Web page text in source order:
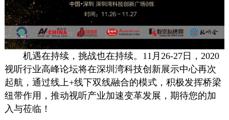
机遇在持续，挑战也在持续。11月26-27日，2020
视听行业高峰论坛将在深圳湾科技创新展示中心再次
起航，通过线上+线下双线融合的模式，积极发挥桥梁
纽带作用，推动视听产业加速变革发展，期待您的加
入与莅临！